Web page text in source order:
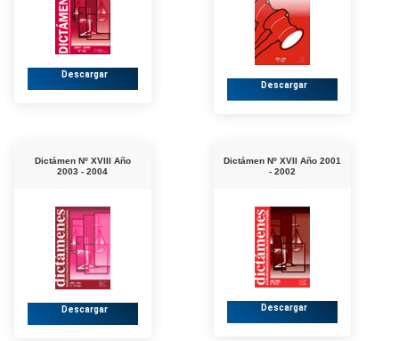
Descargar
Descargar
Dictámen Nº XVIII Año
2003 - 2004
Descargar
Dictámen Nº XVII Año 2001
- 2002
Descargar